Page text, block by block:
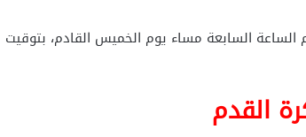
السابعة مساء يوم الخميس القادم، بتوقيت
القدم